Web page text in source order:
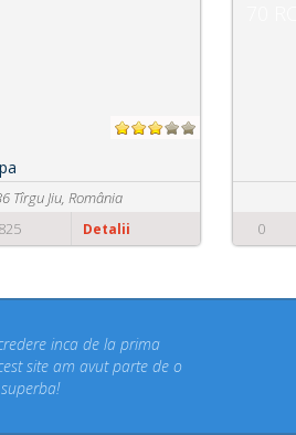
PGM
17, 215300 Rînca, România
3094
prin site-ul BookFast.ro a fost
Am vizitat locuri din Romania
ca exista! Multumim Book Fast!